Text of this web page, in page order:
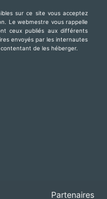
sur ce site vous acceptez
Le webmestre vous rappelle
ceux publiés aux différents
envoyés par les internautes
de les héberger.
Partenaires